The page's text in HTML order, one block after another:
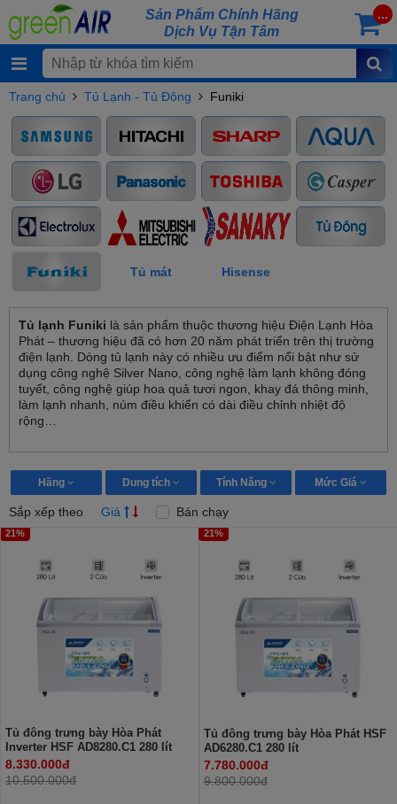
Sản Phẩm Chính Hãng
Dịch Vụ Tận Tâm
...
Trang chủ Tủ Lạnh - Tủ Đông Funiki
Tủ mát Hisense
Tủ lạnh Funiki là sản phẩm thuộc thương hiệu Điện Lạnh Hòa
Phát – thương hiệu đã có hơn 20 năm phát triển trên thị trường
điện lạnh. Dòng tủ lạnh này có nhiều ưu điểm nổi bật như sử
dụng công nghệ Silver Nano, công nghệ làm lạnh không đóng
tuyết, công nghệ giúp hoa quả tươi ngon, khay đá thông minh,
làm lạnh nhanh, núm điều khiển có dài điều chỉnh nhiệt độ
rộng…
Hãng Dung tích Tính Năng Mức Giá
Sắp xếp theo Giá Bán chạy
21%
Tủ đông trưng bày Hòa Phát
Inverter HSF AD8280.C1 280 lít
8.330.000đ
10.500.000đ
21%
Tủ đông trưng bày Hòa Phát HSF
AD6280.C1 280 lít
7.780.000đ
9.800.000đ